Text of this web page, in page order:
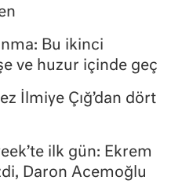
Bu ikinci
ve huzur içinde geç
İlmiye Çığ’dan dört
ilk gün: Ekrem
Daron Acemoğlu